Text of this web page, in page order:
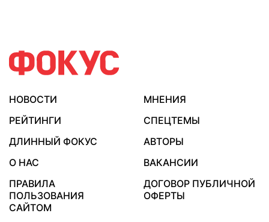
НОВОСТИ
МНЕНИЯ
РЕЙТИНГИ
СПЕЦТЕМЫ
ДЛИННЫЙ ФОКУС
АВТОРЫ
О НАС
ВАКАНСИИ
ПРАВИЛА
ПОЛЬЗОВАНИЯ
САЙТОМ
ДОГОВОР ПУБЛИЧНОЙ
ОФЕРТЫ